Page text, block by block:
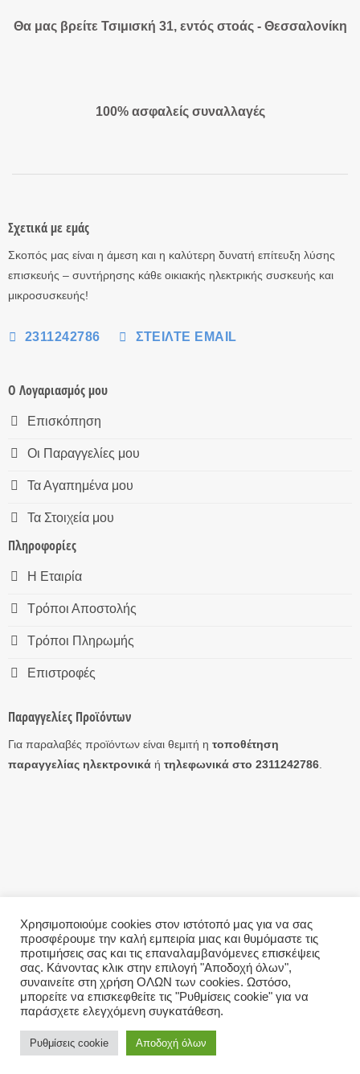
Θα μας βρείτε Τσιμισκή 31, εντός στοάς - Θεσσαλονίκη
100% ασφαλείς συναλλαγές
Σχετικά με εμάς
Σκοπός μας είναι η άμεση και η καλύτερη δυνατή επίτευξη λύσης
επισκευής – συντήρησης κάθε οικιακής ηλεκτρικής συσκευής και
μικροσυσκευής!
2311242786 ΣΤΕΊΛΤΕ EMAIL
Ο Λογαριασμός μου
Επισκόπηση
Οι Παραγγελίες μου
Τα Αγαπημένα μου
Τα Στοιχεία μου
Πληροφορίες
Η Εταιρία
Τρόποι Αποστολής
Τρόποι Πληρωμής
Επιστροφές
Παραγγελίες Προϊόντων
Για παραλαβές προϊόντων είναι θεμιτή η τοποθέτηση
παραγγελίας ηλεκτρονικάή τηλεφωνικά στο 2311242786.
Η ΕΤΑΙΡΊΑ ΤΡΌΠΟΙ ΑΠΟΣΤΟΛΉΣ
ΤΡΌΠΟΙ ΠΛΗΡΩΜΉΣ
ΕΠΙΣΤΡΟΦΈΣ
ΕΠΙΚΟΙΝΩΝΊΑ ΌΡΟΙ ΧΡΉΣΗΣ – GDPR
Copyright 2026 ©eAntallaktika.gr
Χρησιμοποιούμε cookies στον ιστότοπό μας για να σας
προσφέρουμε την καλή εμπειρία μιας και θυμόμαστε τις
προτιμήσεις σας και τις επαναλαμβανόμενες επισκέψεις
σας. Κάνοντας κλικ στην επιλογή "Αποδοχή όλων",
συναινείτε στη χρήση ΟΛΩΝ των cookies. Ωστόσο,
μπορείτε να επισκεφθείτε τις "Ρυθμίσεις cookie" για να
παράσχετε ελεγχόμενη συγκατάθεση.
Ρυθμίσεις cookie Αποδοχή όλων
This site uses cookies to offer you a better browsing
experience. By browsing this website, you agree to our use
of cookies.
ACCEPT